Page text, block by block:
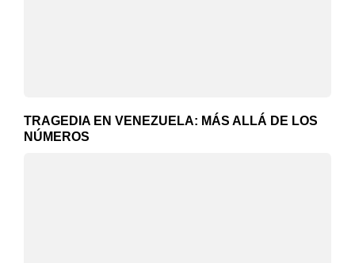
TRAGEDIA EN VENEZUELA: MÁS ALLÁ DE LOS
NÚMEROS